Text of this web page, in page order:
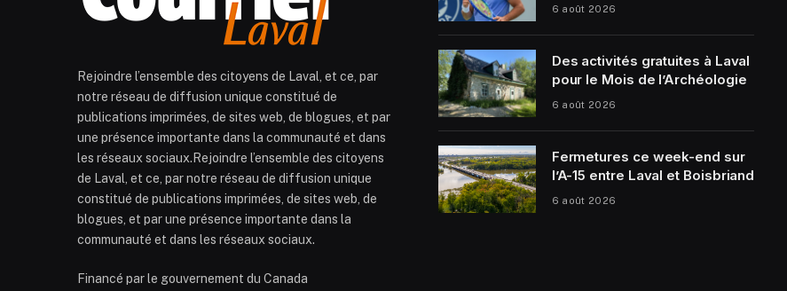
Rejoindre l’ensemble des citoyens de Laval, et ce, par
notre réseau de diffusion unique constitué de
publications imprimées, de sites web, de blogues, et par
une présence importante dans la communauté et dans
les réseaux sociaux.Rejoindre l’ensemble des citoyens
de Laval, et ce, par notre réseau de diffusion unique
constitué de publications imprimées, de sites web, de
blogues, et par une présence importante dans la
communauté et dans les réseaux sociaux.
Financé par le gouvernement du Canada
6 août 2026
Des activités gratuites à Laval
pour le Mois de l’Archéologie
6 août 2026
Fermetures ce week-end sur
l’A-15 entre Laval et Boisbriand
6 août 2026